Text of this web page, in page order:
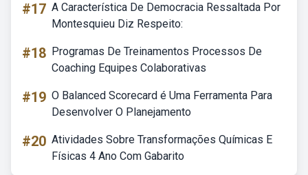
#17 A Característica De Democracia Ressaltada Por
Montesquieu Diz Respeito:
#18 Programas De Treinamentos Processos De
Coaching Equipes Colaborativas
#19 O Balanced Scorecard é Uma Ferramenta Para
Desenvolver O Planejamento
#20 Atividades Sobre Transformações Químicas E
Físicas 4 Ano Com Gabarito